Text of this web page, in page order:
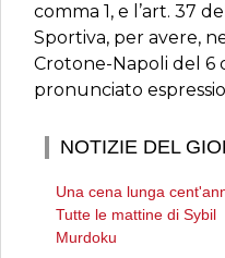
comma 1, e l’art. 37
Sportiva, per avere,
Crotone-Napoli del 6
pronunciato
NOTIZIE DEL
Una cena lunga
Tutte le mattine di Sybil
Murdoku